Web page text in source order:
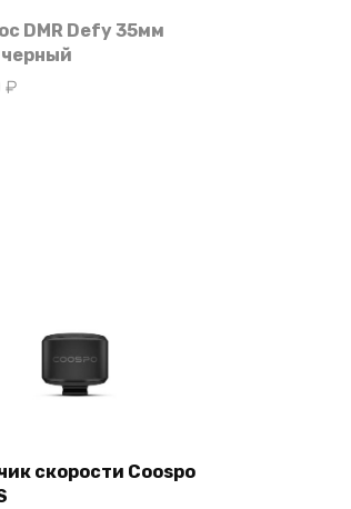
DMR Defy 35мм
черный
₽
скорости Coospo